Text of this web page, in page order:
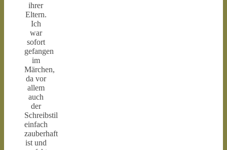
ihrer
Eltern.
Ich
war
sofort
gefangen
im
Märchen,
da vor
allem
auch
der
Schreibstil
einfach
zauberhaft
ist und